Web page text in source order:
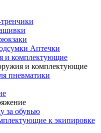
Аптечки
и комплектующие
и комплектующие
пневматики
за обувью
к экипировке